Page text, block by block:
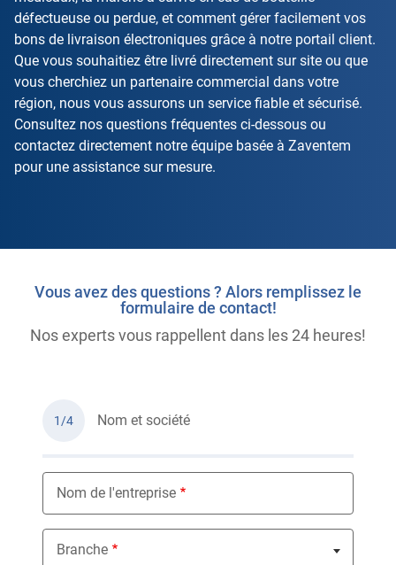
défectueuse ou perdue, et comment gérer facilement vos
bons de livraison électroniques grâce à notre portail client.
Que vous souhaitiez être livré directement sur site ou que
vous cherchiez un partenaire commercial dans votre
région, nous vous assurons un service fiable et sécurisé.
Consultez nos questions fréquentes ci-dessous ou
contactez directement notre équipe basée à Zaventem
pour une assistance sur mesure.
Vous avez des questions ? Alors remplissez le
formulaire de contact!
Nos experts vous rappellent dans les 24 heures!
1/4 Nom et société
Nom de l'entreprise
Branche
Nothing selected